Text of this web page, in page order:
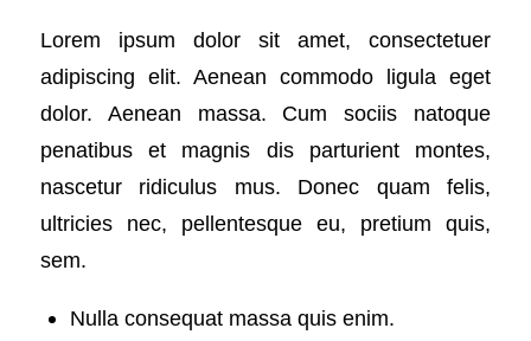
Lorem ipsum dolor sit amet, consectetuer
adipiscing elit. Aenean commodo ligula eget
dolor. Aenean massa. Cum sociis natoque
penatibus et magnis dis parturient montes,
nascetur ridiculus mus. Donec quam felis,
ultricies nec, pellentesque eu, pretium quis,
sem.
Nulla consequat massa quis enim.